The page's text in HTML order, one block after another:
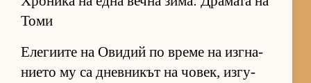
Томи
Еле­ги­ите на Ови­дий по време на из­г­на­
ни­ето му са днев­ни­кът на чо­век, из­гу­